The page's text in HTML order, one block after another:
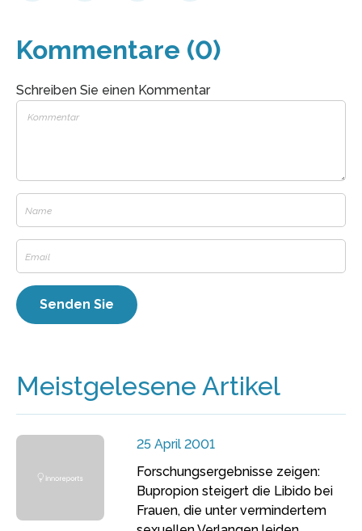
Kommentare (0)
Schreiben Sie einen Kommentar
Meistgelesene Artikel
25 April 2001
Forschungsergebnisse zeigen:
Bupropion steigert die Libido bei
Frauen, die unter vermindertem